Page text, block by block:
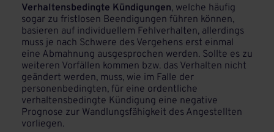
Verhaltensbedingte Kündigungen, welche häufig
sogar zu fristlosen Beendigungen führen können,
basieren auf individuellem Fehlverhalten, allerdings
muss je nach Schwere des Vergehens erst einmal
eine Abmahnung ausgesprochen werden. Sollte es zu
weiteren Vorfällen kommen bzw. das Verhalten nicht
geändert werden, muss, wie im Falle der
personenbedingten, für eine ordentliche
verhaltensbedingte Kündigung eine negative
Prognose zur Wandlungsfähigkeit des Angestellten
vorliegen.